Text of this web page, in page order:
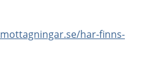
har-finns-